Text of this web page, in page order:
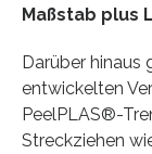
Maßstab plus
Darüber hinaus
entwickelten
PeelPLAS®-
Streckziehen